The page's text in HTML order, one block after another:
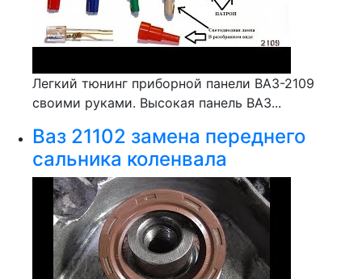
Легкий тюнинг приборной панели ВАЗ-2109
своими руками. Высокая панель ВАЗ...
Ваз 21102 замена переднего
сальника коленвала